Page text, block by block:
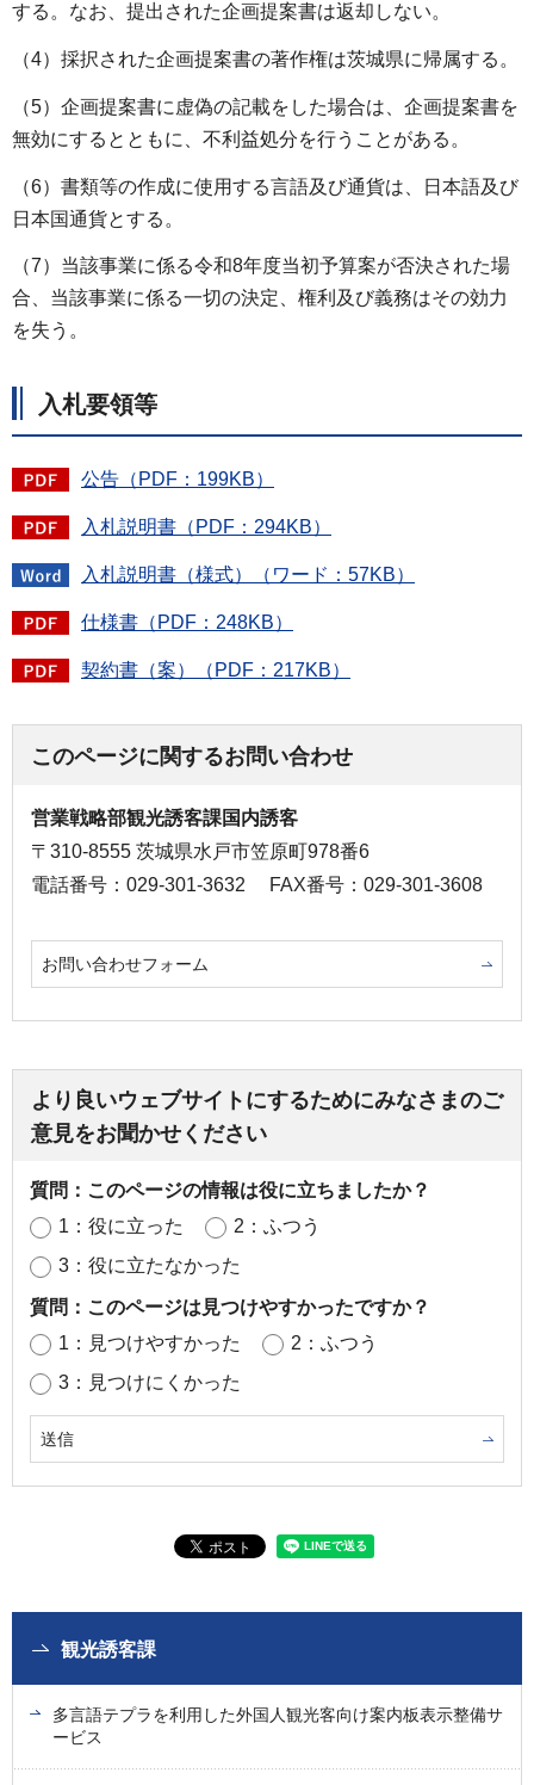
する。なお、提出された企画提案書は返却しない。
（4）採択された企画提案書の著作権は茨城県に帰属する。
（5）企画提案書に虚偽の記載をした場合は、企画提案書を
無効にするとともに、不利益処分を行うことがある。
（6）書類等の作成に使用する言語及び通貨は、日本語及び
日本国通貨とする。
（7）当該事業に係る令和8年度当初予算案が否決された場
合、当該事業に係る一切の決定、権利及び義務はその効力
を失う。
入札要領等
公告（PDF：199KB）
入札説明書（PDF：294KB）
入札説明書（様式）（ワード：57KB）
仕様書（PDF：248KB）
契約書（案）（PDF：217KB）
このページに関するお問い合わせ
営業戦略部観光誘客課国内誘客
〒310-8555 茨城県水戸市笠原町978番6
電話番号：029-301-3632
FAX番号：029-301-3608
お問い合わせフォーム
より良いウェブサイトにするためにみなさまのご
意見をお聞かせください
質問：このページの情報は役に立ちましたか？
1：役に立った
2：ふつう
3：役に立たなかった
質問：このページは見つけやすかったですか？
1：見つけやすかった
2：ふつう
3：見つけにくかった
観光誘客課
多言語テプラを利用した外国人観光客向け案内板表示整備サ
ービス